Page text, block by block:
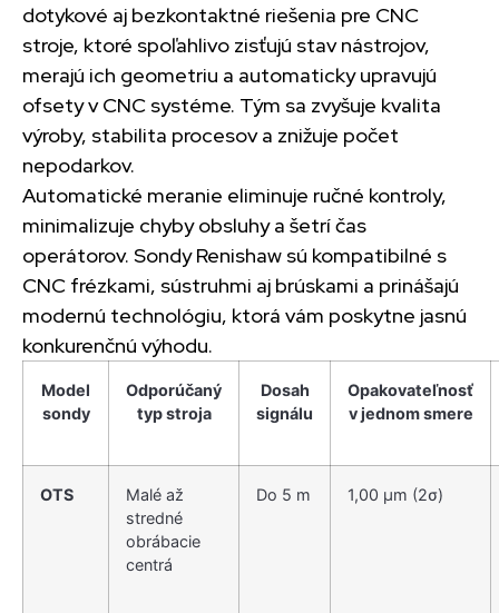
dotykové aj bezkontaktné riešenia pre CNC
stroje, ktoré spoľahlivo zisťujú stav nástrojov,
merajú ich geometriu a automaticky upravujú
ofsety v CNC systéme. Tým sa zvyšuje kvalita
výroby, stabilita procesov a znižuje počet
nepodarkov.
Automatické meranie eliminuje ručné kontroly,
minimalizuje chyby obsluhy a šetrí čas
operátorov. Sondy Renishaw sú kompatibilné s
CNC frézkami, sústruhmi aj brúskami a prinášajú
modernú technológiu, ktorá vám poskytne jasnú
konkurenčnú výhodu.
Model
sondy
Odporúčaný
typ stroja
Dosah
signálu
Opakovateľnosť
v jednom smere
OTS
Malé až
stredné
obrábacie
centrá
Do 5 m 1,00 µm (2σ)